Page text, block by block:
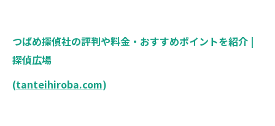
つばめ探偵社の評判や料金・おすすめポイントを紹介 |
探偵広場
(tanteihiroba.com)